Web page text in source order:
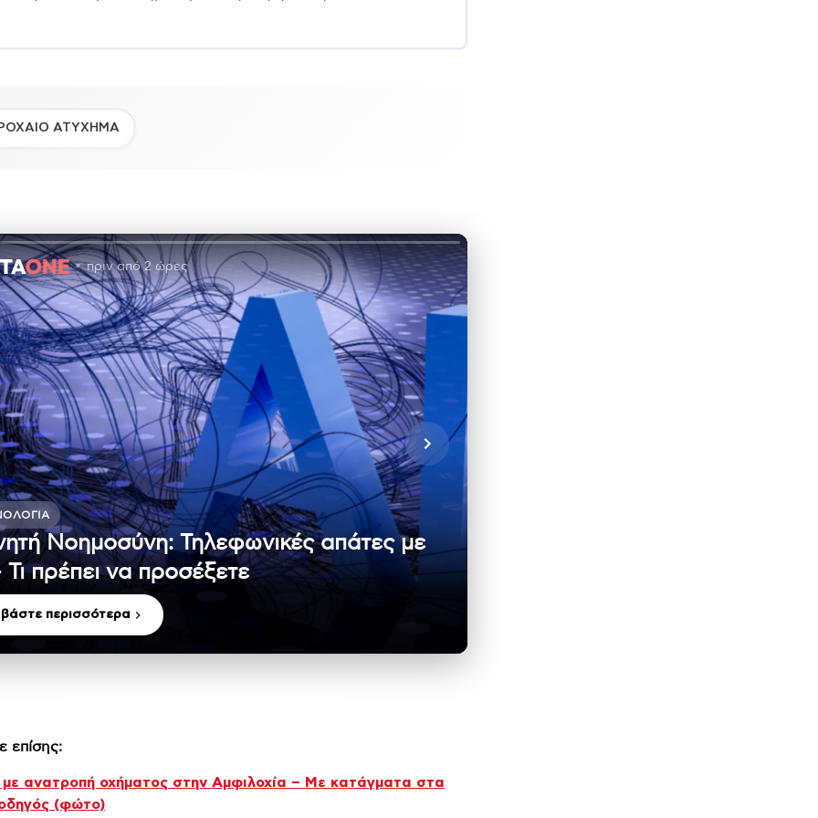
ΑΤΥΧΗΜΑ
πριν από 2 ώρες
Νοημοσύνη: Τηλεφωνικές απάτες με
Τι πρέπει να προσέξετε
περισσότερα
επίσης:
με ανατροπή οχήματος στην Αμφιλοχία – Με κατάγματα στα
(φώτο)